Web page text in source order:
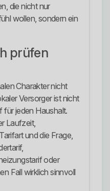
die nicht nur
wollen, sondern ein
prüfen
Charakter nicht
Versorger ist nicht
für jeden Haushalt.
Laufzeit,
und die Frage,
oder
Fall wirklich sinnvoll